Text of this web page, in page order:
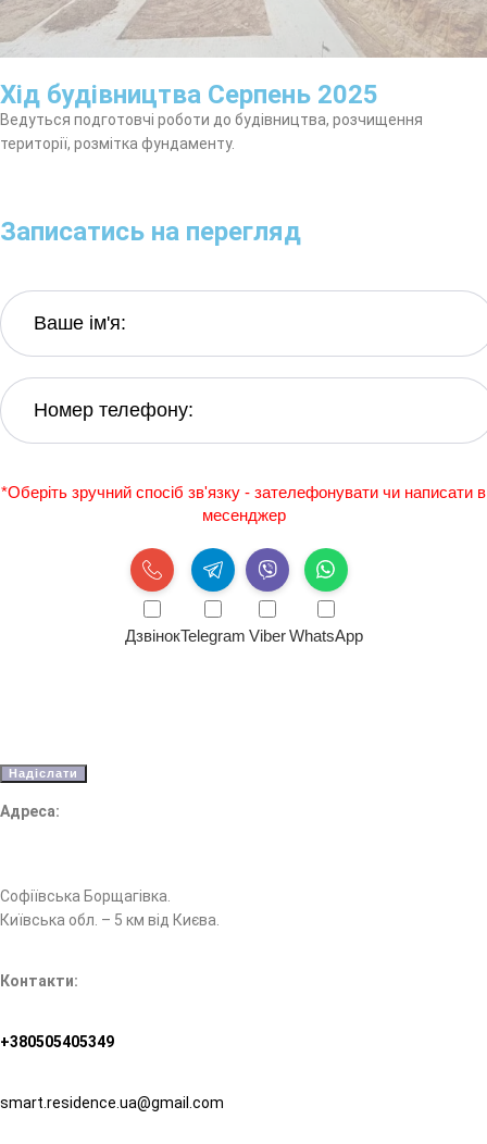
Хід будівництва Серпень 2025
Ведуться подготовчі роботи до будівництва, розчищення
території, розмітка фундаменту.
Записатись на перегляд
*Оберіть зручний спосіб зв'язку - зателефонувати чи написати в
месенджер
ДзвінокTelegram Viber WhatsApp
Адреса:
Софіївська Борщагівка.
Київська обл. – 5 км від Києва.
Контакти:
+380505405349
smart.residence.ua@gmail.com